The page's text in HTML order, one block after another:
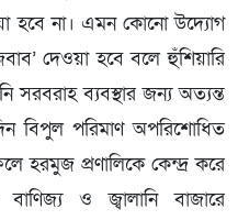
হবে না। এমন কোনো উদ্যোগ
দেওয়া হবে বলে হুঁশিয়ারি
সরবরাহ ব্যবস্থার জন্য অত্যন্ত
বিপুল পরিমাণ অপরিশোধিত
হরমুজ প্রণালিকে কেন্দ্র করে
ও জ্বালানি বাজারে